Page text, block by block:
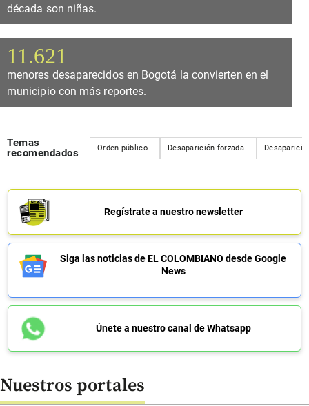
década son niñas.
11.621
menores desaparecidos en Bogotá la convierten en el
municipio con más reportes.
Temas
recomendados
Orden público Desaparición forzada
Regístrate a nuestro newsletter
Siga las noticias de EL COLOMBIANO desde Google
News
Únete a nuestro canal de Whatsapp
Nuestros portales